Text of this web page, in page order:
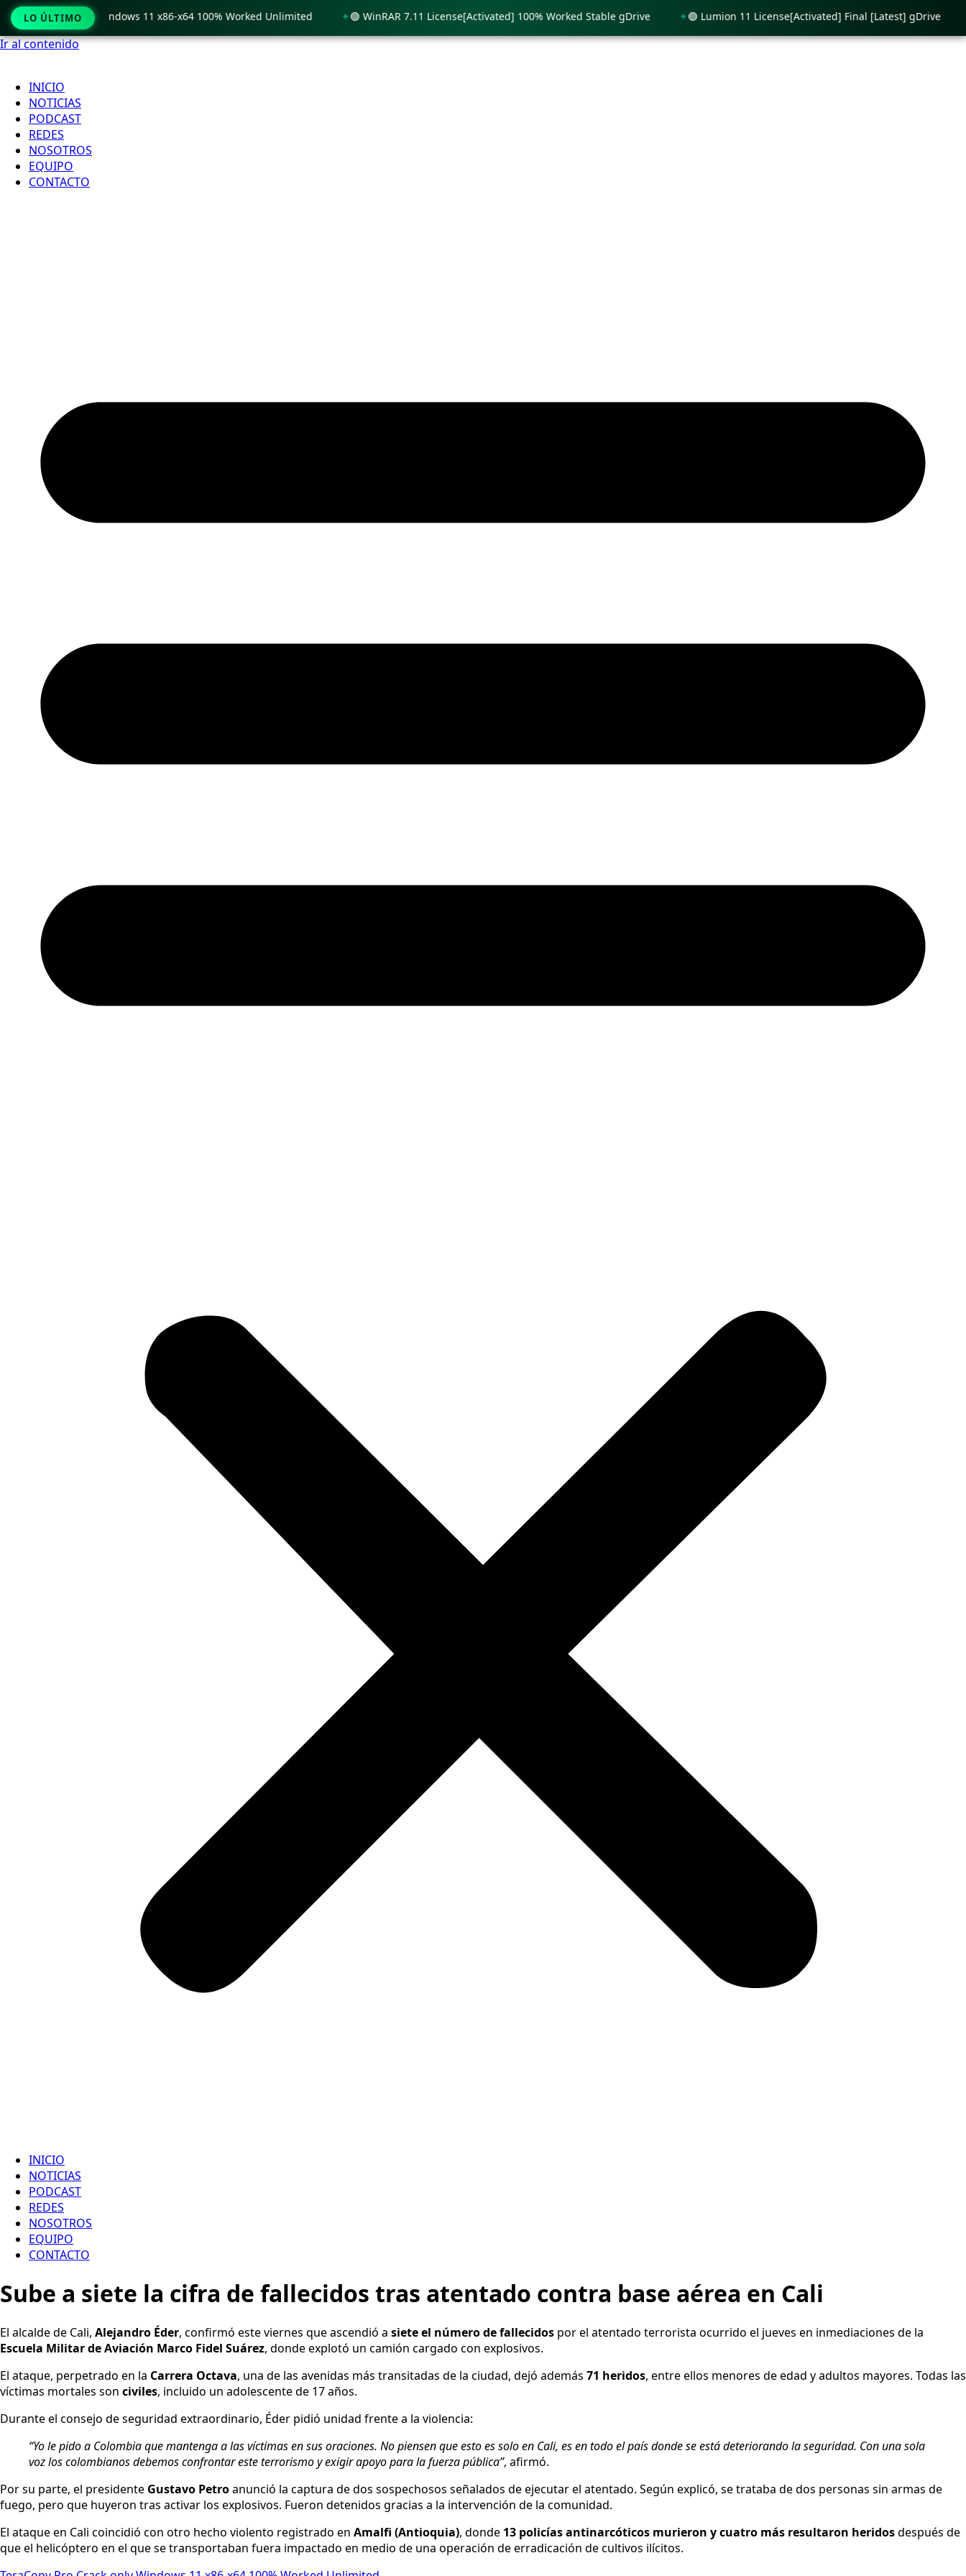
Ir al contenido
INICIO
NOTICIAS
PODCAST
REDES
NOSOTROS
EQUIPO
CONTACTO
INICIO
NOTICIAS
PODCAST
REDES
NOSOTROS
EQUIPO
CONTACTO
Sube a siete la cifra de fallecidos tras atentado contra base aérea en Cali
El alcalde de Cali, Alejandro Éder, confirmó este viernes que ascendió a siete el número de fallecidos por el atentado terrorista ocurrido el jueves en inmediaciones de la
Escuela Militar de Aviación Marco Fidel Suárez, donde explotó un camión cargado con explosivos.
El ataque, perpetrado en la Carrera Octava, una de las avenidas más transitadas de la ciudad, dejó además 71 heridos, entre ellos menores de edad y adultos mayores. Todas las
víctimas mortales son civiles, incluido un adolescente de 17 años.
Durante el consejo de seguridad extraordinario, Éder pidió unidad frente a la violencia:
“Yo le pido a Colombia que mantenga a las víctimas en sus oraciones. No piensen que esto es solo en Cali, es en todo el país donde se está deteriorando la seguridad. Con una sola
voz los colombianos debemos confrontar este terrorismo y exigir apoyo para la fuerza pública”, afirmó.
Por su parte, el presidente Gustavo Petroanunció la captura de dos sospechosos señalados de ejecutar el atentado. Según explicó, se trataba de dos personas sin armas de
fuego, pero que huyeron tras activar los explosivos. Fueron detenidos gracias a la intervención de la comunidad.
El ataque en Cali coincidió con otro hecho violento registrado en Amalfi (Antioquia), donde 13 policías antinarcóticos murieron y cuatro más resultaron heridosdespués de
que el helicóptero en el que se transportaban fuera impactado en medio de una operación de erradicación de cultivos ilícitos.
LO ÚLTIMO
Crack only Windows 11 x86-x64 100% Worked Unlimited 🟢 WinRAR 7.11 License[Activated] 100% Worked Stable gDrive 🟢 Lumion 11 License[Activated] Final [Latest] gDrive